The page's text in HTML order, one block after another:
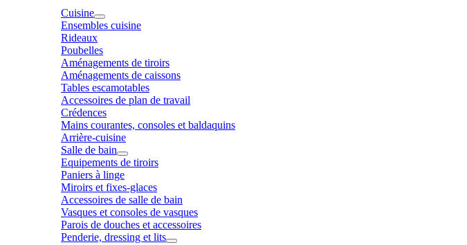
Cuisine
Ensembles cuisine
Rideaux
Poubelles
Aménagements de tiroirs
Aménagements de caissons
Tables escamotables
Accessoires de plan de travail
Crédences
Mains courantes, consoles et baldaquins
Arrière-cuisine
Salle de bain
Equipements de tiroirs
Paniers à linge
Miroirs et fixes-glaces
Accessoires de salle de bain
Vasques et consoles de vasques
Parois de douches et accessoires
Penderie, dressing et lits